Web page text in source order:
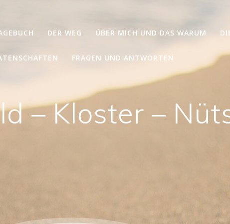
DER WEG ÜBER MICH UND DAS WARUM
FRAGEN UND ANTWORTEN
– Kloster –